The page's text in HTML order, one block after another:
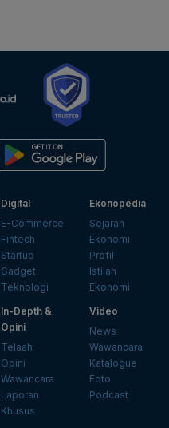
Digital
E-Commerce
Fintech
Startup
Gadget
Teknologi
Ekonopedia
Sejarah
Ekonomi
Profil
Istilah
Ekonomi
In-Depth &
Opini
Telaah
Opini
Wawancara
Laporan
Khusus
Video
News
Wawancara
Katalogue
Foto
Podcast